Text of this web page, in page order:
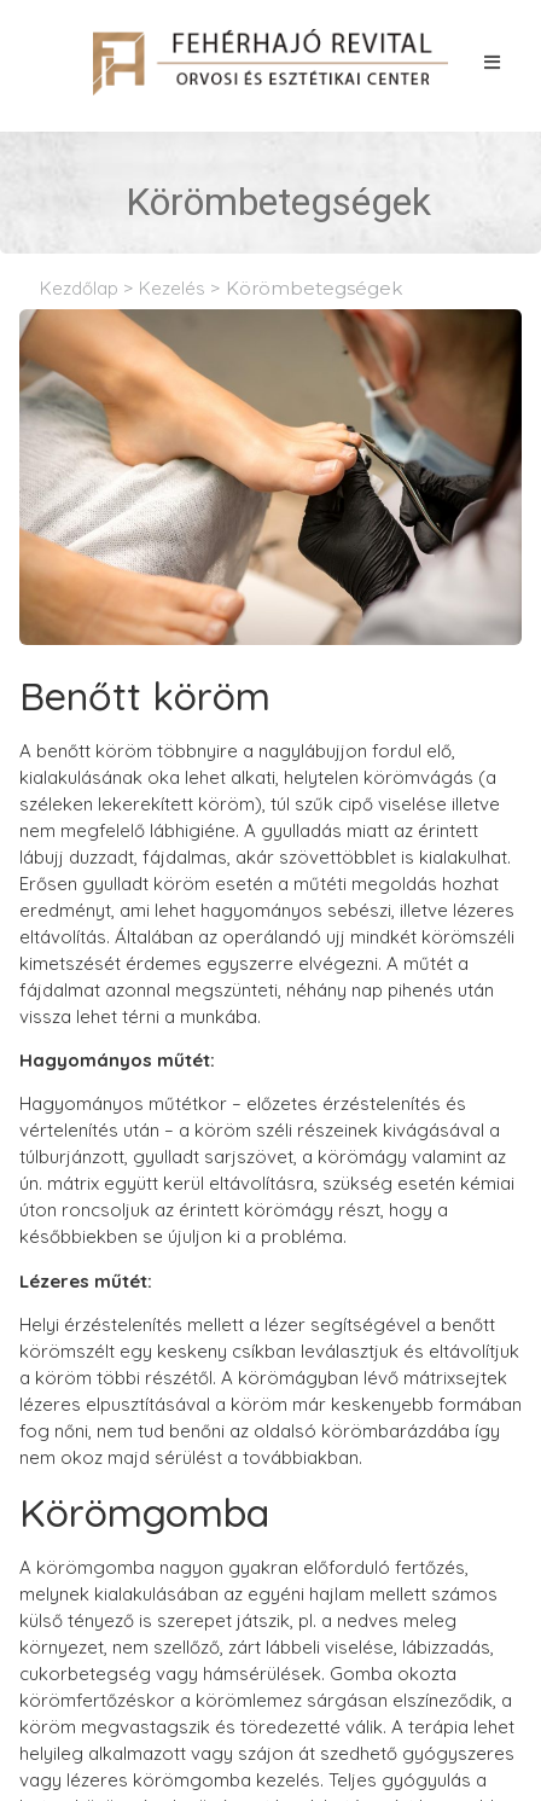
Körömbetegségek
Kezdőlap > Kezelés > Körömbetegségek
Benőtt köröm
A benőtt köröm többnyire a nagylábujjon fordul elő,
kialakulásának oka lehet alkati, helytelen körömvágás (a
széleken lekerekített köröm), túl szűk cipő viselése illetve
nem megfelelő lábhigiéne. A gyulladás miatt az érintett
lábujj duzzadt, fájdalmas, akár szövettöbblet is kialakulhat.
Erősen gyulladt köröm esetén a műtéti megoldás hozhat
eredményt, ami lehet hagyományos sebészi, illetve lézeres
eltávolítás. Általában az operálandó ujj mindkét körömszéli
kimetszését érdemes egyszerre elvégezni. A műtét a
fájdalmat azonnal megszünteti, néhány nap pihenés után
vissza lehet térni a munkába.
Hagyományos műtét:
Hagyományos műtétkor – előzetes érzéstelenítés és
vértelenítés után – a köröm széli részeinek kivágásával a
túlburjánzott, gyulladt sarjszövet, a körömágy valamint az
ún. mátrix együtt kerül eltávolításra, szükség esetén kémiai
úton roncsoljuk az érintett körömágy részt, hogy a
későbbiekben se újuljon ki a probléma.
Lézeres műtét:
Helyi érzéstelenítés mellett a lézer segítségével a benőtt
körömszélt egy keskeny csíkban leválasztjuk és eltávolítjuk
a köröm többi részétől. A körömágyban lévő mátrixsejtek
lézeres elpusztításával a köröm már keskenyebb formában
fog nőni, nem tud benőni az oldalsó körömbarázdába így
nem okoz majd sérülést a továbbiakban.
Körömgomba
A körömgomba nagyon gyakran előforduló fertőzés,
melynek kialakulásában az egyéni hajlam mellett számos
külső tényező is szerepet játszik, pl. a nedves meleg
környezet, nem szellőző, zárt lábbeli viselése, lábizzadás,
cukorbetegség vagy hámsérülések. Gomba okozta
körömfertőzéskor a körömlemez sárgásan elszíneződik, a
köröm megvastagszik és töredezetté válik. A terápia lehet
helyileg alkalmazott vagy szájon át szedhető gyógyszeres
vagy lézeres körömgomba kezelés. Teljes gyógyulás a